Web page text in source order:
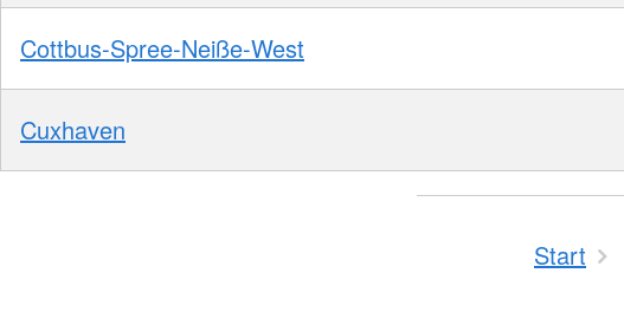
Cottbus-Spree-Neiße-West
Cuxhaven
Start